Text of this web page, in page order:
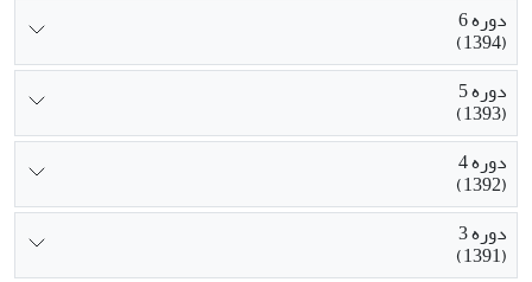
دوره 6
(1394)
دوره 5
(1393)
دوره 4
(1392)
دوره 3
(1391)